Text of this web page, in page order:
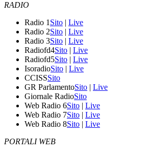
RADIO
Radio 1 Sito | Live
Radio 2Sito | Live
Radio 3Sito | Live
Radiofd4Sito | Live
Radiofd5Sito | Live
IsoradioSito | Live
CCISSSito
GR ParlamentoSito | Live
Giornale RadioSito
Web Radio 6Sito | Live
Web Radio 7Sito | Live
Web Radio 8Sito | Live
PORTALI WEB